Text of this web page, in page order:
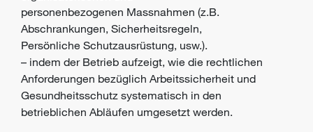
personenbezogenen Massnahmen (z.B.
Abschrankungen, Sicherheitsregeln,
Persönliche Schutzausrüstung, usw.).
– indem der Betrieb aufzeigt, wie die rechtlichen
Anforderungen bezüglich Arbeitssicherheit und
Gesundheitsschutz systematisch in den
betrieblichen Abläufen umgesetzt werden.